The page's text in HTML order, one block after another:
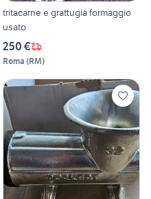
tritacarne e grattugia formaggio
usato
250 €
Roma (RM)